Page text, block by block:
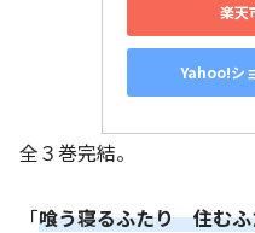
楽天
Yahoo!シ
全３巻完結。
「喰う寝るふたり 住むふ